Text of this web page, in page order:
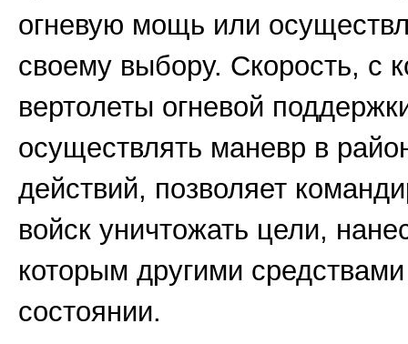
огневую мощь или
своему выбору. Скорость, с
вертолеты огневой
осуществлять маневр в
действий, позволяет
войск уничтожать цели,
которым другими
состоянии.